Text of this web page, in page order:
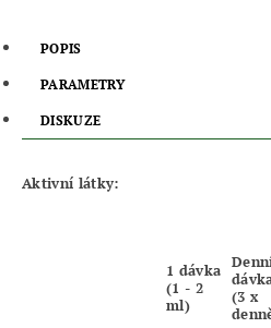
POPIS
PARAMETRY
DISKUZE
Aktivní látky:
1 dávka
(1 - 2
ml)
(3 x